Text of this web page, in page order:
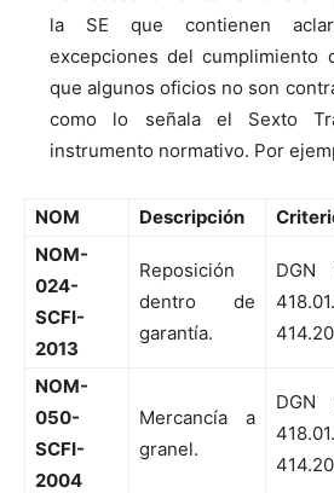
la SE que contienen
excepciones del cumplimiento
que algunos oficios no son
como lo señala el Sexto
instrumento normativo. Por
NOM Descripción
NOM-
024-
SCFI-
2013
Reposición
dentro de
garantía.
DGN
NOM-
050-
SCFI-
2004
Mercancía a
granel.
DGN